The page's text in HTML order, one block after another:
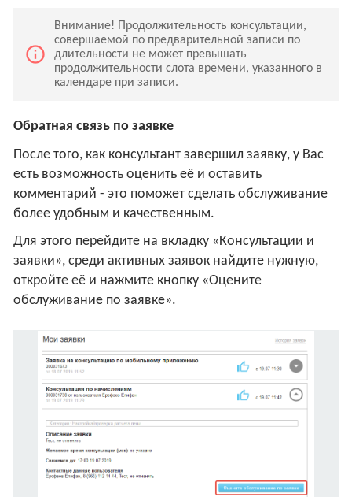
info_outline
Внимание! Продолжительность консультации,
совершаемой по предварительной записи по
длительности не может превышать
продолжительности слота времени, указанного в
календаре при записи.
Обратная связь по заявке
После того, как консультант завершил заявку, у Вас
есть возможность оценить её и оставить
комментарий - это поможет сделать обслуживание
более удобным и качественным.
Для этого перейдите на вкладку «Консультации и
заявки», среди активных заявок найдите нужную,
откройте её и нажмите кнопку «Оцените
обслуживание по заявке».